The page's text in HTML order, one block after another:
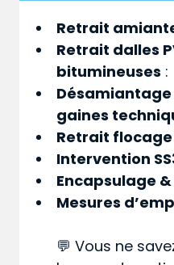
Retrait
Retrait dalles
bitumineuses :
gaines
Retrait
Intervention
Encapsulage
Mesures
💬 Vous ne